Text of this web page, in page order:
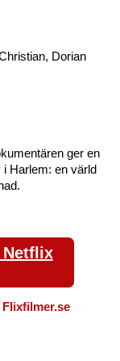
Dorian
ger en
Harlem: en värld
Netflix